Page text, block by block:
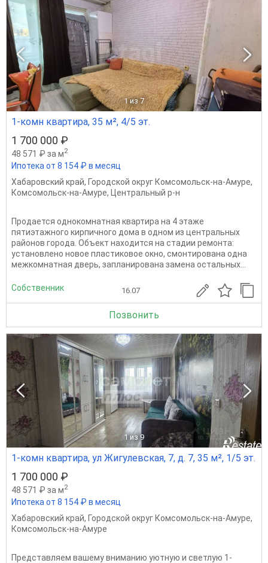
1 из 7
1-комн квартира, 35 м², 4/5 эт.
1 700 000 ₽
48 571 ₽ за м2
Ипотека от 8 154 ₽ в месяц
Хабаровский край, Городской округ Комсомольск-на-Амуре,
Комсомольск-на-Амуре, Центральный р-н
Продается однокомнатная квартира на 4 этаже
пятиэтажного кирпичного дома в одном из центральных
районов города. Объект находится на стадии ремонта:
установлено новое пластиковое окно, смонтирована одна
межкомнатная дверь, запланирована замена остальных...
Собственник 16.07
Позвонить
1 из 9
1-комн квартира, ул Жигулевская, 7, д. 7, 35 м², 1/5 эт.
1 700 000 ₽
48 571 ₽ за м2
Ипотека от 8 154 ₽ в месяц
Хабаровский край, Городской округ Комсомольск-на-Амуре,
Комсомольск-на-Амуре
Представляем вашему вниманию уютную и светлую 1-